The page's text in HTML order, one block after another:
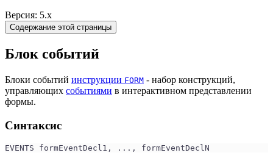
Версия: 5.x
Содержание этой страницы
Блок событий
Блоки событий инструкции FORM - набор конструкций,
управляющих событиями в интерактивном представлении
формы.
Синтаксис
EVENTS formEventDecl1, ..., formEventDeclN